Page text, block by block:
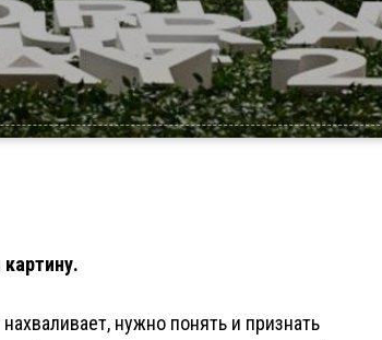
нужно понять и признать